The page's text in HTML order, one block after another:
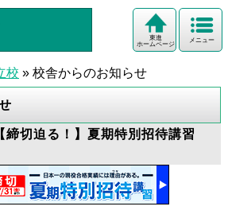
メニュー
東進
ホームページ
校 » 校舎からのお知らせ
せ
切迫る！】夏期特別招待講習